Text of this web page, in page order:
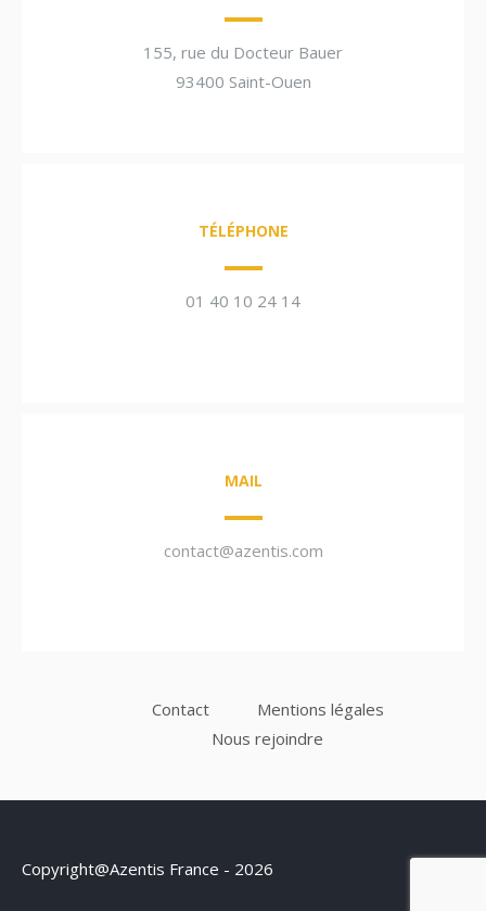
155, rue du Docteur Bauer
93400 Saint-Ouen
TÉLÉPHONE
01 40 10 24 14
MAIL
contact@azentis.com
Contact
Mentions légales
Nous rejoindre
Copyright@Azentis France - 2026